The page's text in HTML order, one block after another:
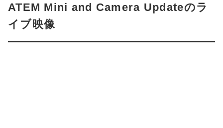
ATEM Mini and Camera Updateのラ
イブ映像